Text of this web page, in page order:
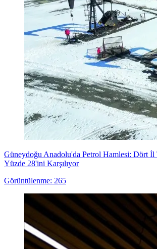
Güneydoğu Anadolu'da Petrol Hamlesi: Dört
Yüzde 28'ini Karşılıyor
Görüntülenme: 265